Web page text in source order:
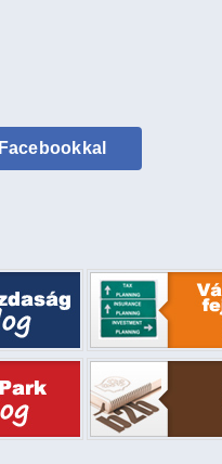
Facebookkal